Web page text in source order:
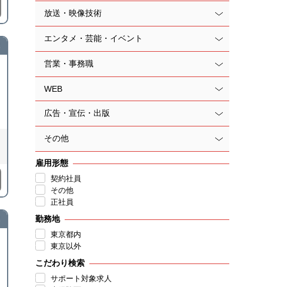
放送・映像技術
エンタメ・芸能・イベント
営業・事務職
WEB
広告・宣伝・出版
その他
雇用形態
契約社員
その他
正社員
勤務地
東京都内
東京以外
こだわり検索
サポート対象求人